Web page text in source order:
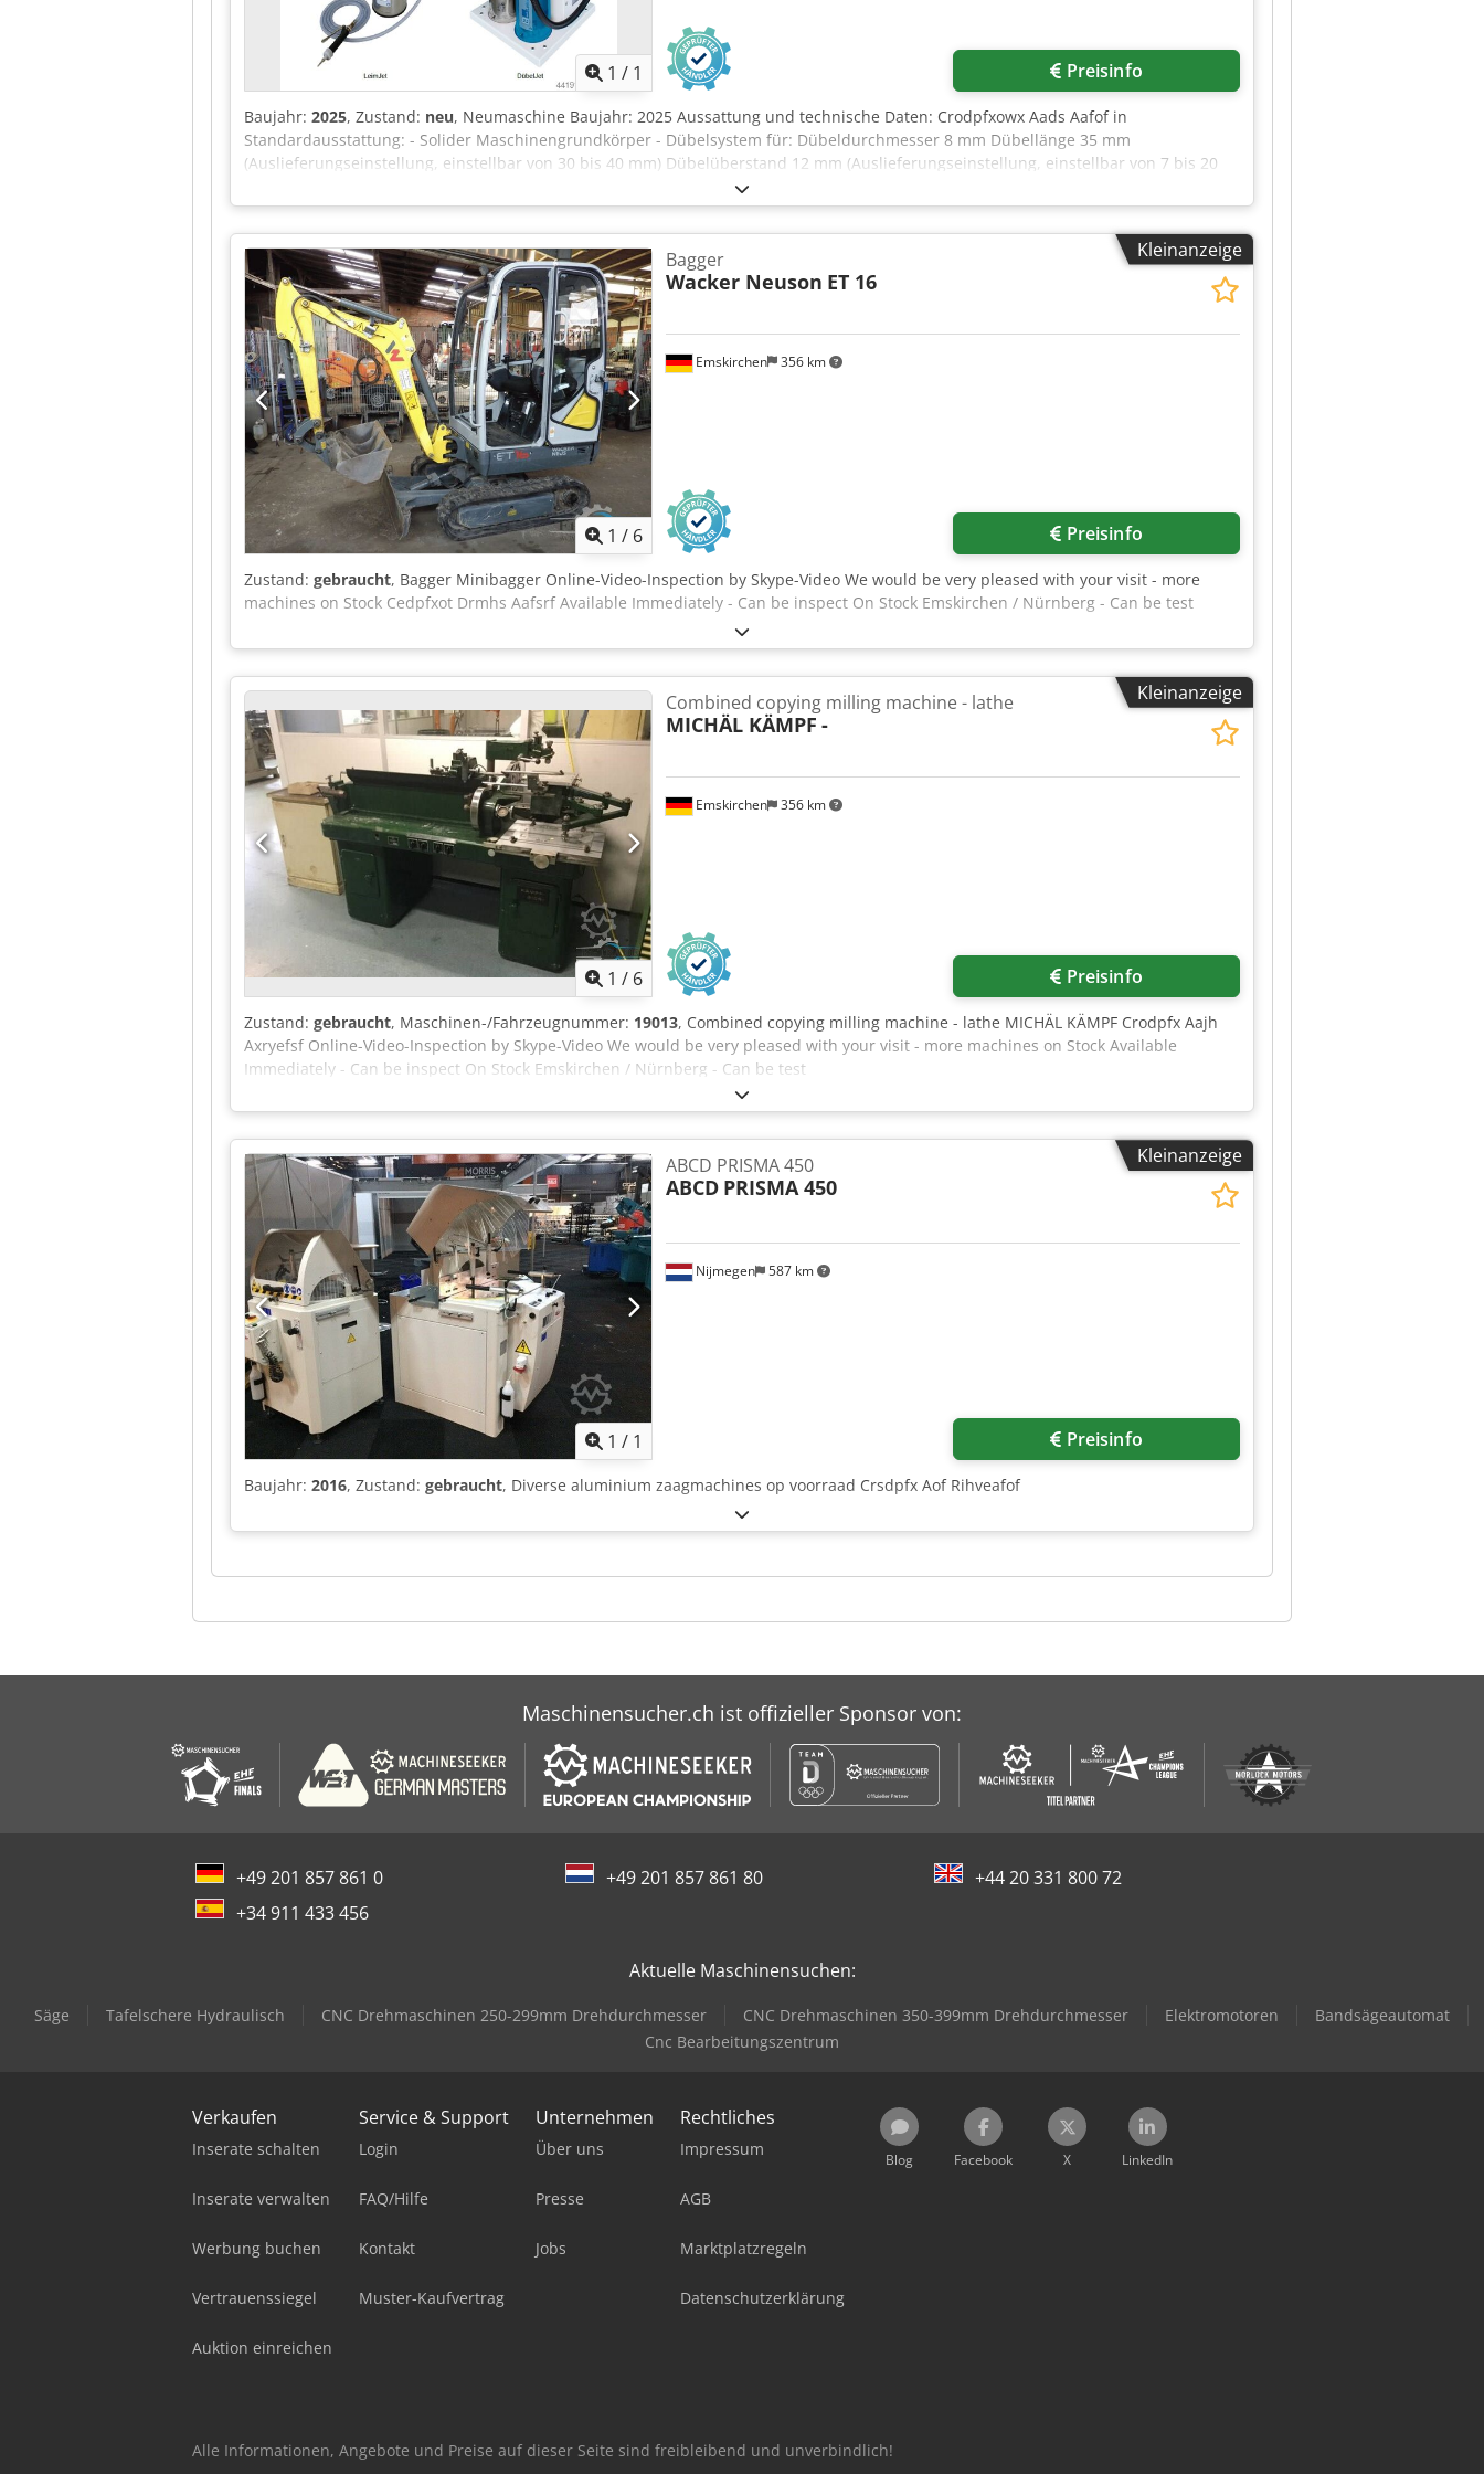
mm Tiefe: 700 mm Inkl. Aufpreis für Eilgang-Verfahrgeschwindigkeit, für schnelles Positionieren der Pressbalken, gesteuert über
automatische Werkstückerkennung mit Sensoren in den Pressbalken, Pressgeschwindigkeit 5 / 10 / 25 mm/Sek. und Eilgang-
Verfahrgeschwindigkeit 50 mm/Sek., die Sensoren können abgeschaltet werden für die Verpressung von Sonderteilen Inkl. Satz
Maschinenfüße für Arbeitshöhe 500 mm Standort: Flörsheim Verfügbarkeit: Kurzfristig
1 / 1 Preisinfo
Baujahr: 2025, Zustand: neu, Neumaschine Baujahr: 2025 Aussattung und technische Daten: Crodpfxowx Aads Aafof in
Standardausstattung: - Solider Maschinengrundkörper - Dübelsystem für: Dübeldurchmesser 8 mm Dübellänge 35 mm
(Auslieferungseinstellung, einstellbar von 30 bis 40 mm) Dübelüberstand 12 mm (Auslieferungseinstellung, einstellbar von 7 bis 20
mm) Rückschlagfreie Pistole Schwingförderer für den Dübeltransport Dübeldurchmesser- und Längenkontrolle mit Auto-DL-Selekt
System - Wasserversorgungssystem für vorgeleimte Dübel Wasserbehälter (Edelstahlbehälter 7,5 l) Geschlossenes Wassersytem mit 6
bar Wasserdruck und Spritzdüse - Elektroniksteuerung mit: Hauptschalter Ein / Aus Programmwahlschalter Wasser /
Wasser+Einschießen Potentiometer für die Dübelzuführung über Schwingförderer Potentiometer für die Wasser-Einspritz-Menge
Kontrolllampe zur Anzeige des min. Wasserstandes im Wasserbehälter - Fahrwerk - Druckluft: 6 bar / Elektrik: 230V, 1Ph, 50Hz
HoKuTech DübelJet mit Option zur Gegenlochbearbeitung: 1 Stück HoKuTech | DübelJet mit Ausbausatz für LeimJet inkl. der
Vorrichtungen zum Einhängen/Anschließen im DübelJet inkl. höhenverstellbarer Aufhängung für Leimschlauch/ inklusive: 1
HoKuTech | LeimJet Leimangabegerät zur Gegenlochbearbeitung Viskosität für PVAc-Leime bis 75.000 mPas Inkl. Dübeldüse für Ø 8
mm, Spitzdüse Standort: Flörsheim Verfügbarkeit: Sofort
Kleinanzeige
1 / 6
Emskirchen 356 km
Bagger
Wacker Neuson ET 16
Preisinfo
Zustand: gebraucht, Bagger Minibagger Online-Video-Inspection by Skype-Video We would be very pleased with your visit - more
machines on Stock Cedpfxot Drmhs Aafsrf Available Immediately - Can be inspect On Stock Emskirchen / Nürnberg - Can be test
Kleinanzeige
1 / 6
Emskirchen 356 km
Combined copying milling machine - lathe
MICHÄL KÄMPF -
Preisinfo
Zustand: gebraucht, Maschinen-/Fahrzeugnummer: 19013, Combined copying milling machine - lathe MICHÄL KÄMPF Crodpfx Aajh
Axryefsf Online-Video-Inspection by Skype-Video We would be very pleased with your visit - more machines on Stock Available
Immediately - Can be inspect On Stock Emskirchen / Nürnberg - Can be test
Kleinanzeige
1 / 1
Nijmegen 587 km
ABCD PRISMA 450
ABCD PRISMA 450
Preisinfo
Baujahr: 2016, Zustand: gebraucht, Diverse aluminium zaagmachines op voorraad Crsdpfx Aof Rihveafof
Maschinensucher.ch ist offizieller Sponsor von:
+49 201 857 861 0 +49 201 857 861 80
+44 20 331 800 72
+34 911 433 456
Aktuelle Maschinensuchen:
Säge Tafelschere Hydraulisch CNC Drehmaschinen 250-299mm Drehdurchmesser CNC Drehmaschinen 350-399mm Drehdurchmesser Elektromotoren
Bandsägeautomat
Cnc Bearbeitungszentrum
Verkaufen
Inserate schalten
Inserate verwalten
Werbung buchen
Vertrauenssiegel
Auktion einreichen
Service & Support
Login
FAQ/Hilfe
Kontakt
Muster-Kaufvertrag
Unternehmen
Über uns
Presse
Jobs
Rechtliches
Impressum
AGB
Marktplatzregeln
Datenschutzerklärung
Blog Facebook X LinkedIn
Alle Informationen, Angebote und Preise auf dieser Seite sind freibleibend und unverbindlich!